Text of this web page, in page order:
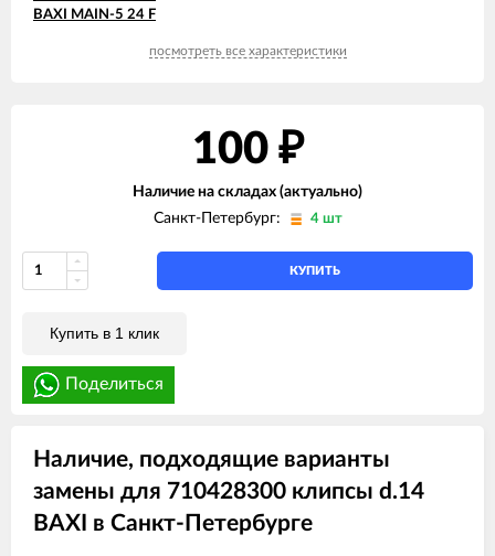
BAXI MAIN-5 24 F
посмотреть все характеристики
100 ₽
Наличие на складах (актуально)
Санкт-Петербург:
4 шт
КУПИТЬ
Купить в 1 клик
Поделиться
Наличие, подходящие варианты
замены для 710428300 клипсы d.14
BAXI в Санкт-Петербурге